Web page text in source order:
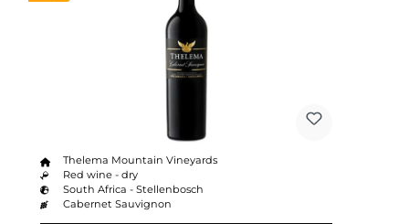
Thelema Mountain Vineyards
Red wine - dry
South Africa - Stellenbosch
Cabernet Sauvignon